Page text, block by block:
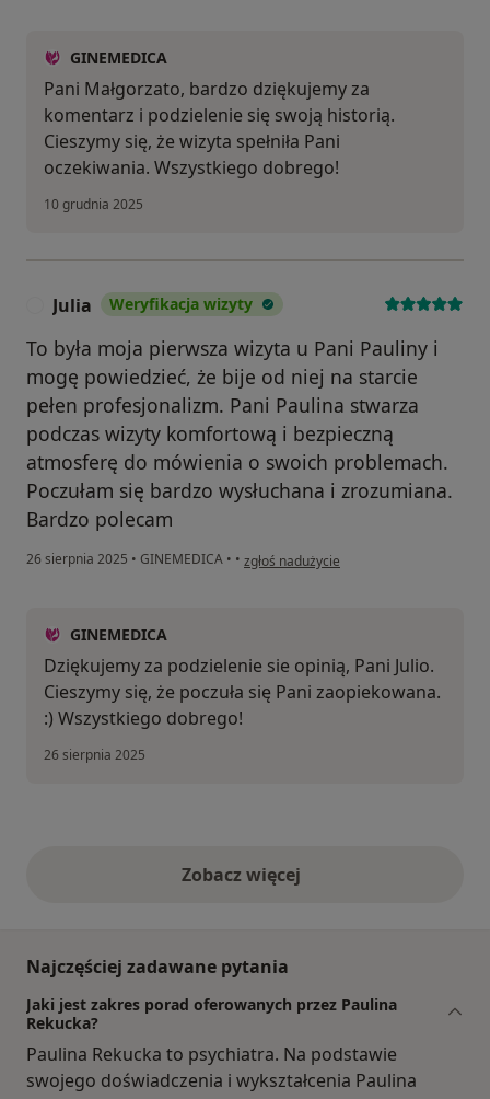
GINEMEDICA
Pani Małgorzato, bardzo dziękujemy za
komentarz i podzielenie się swoją historią.
Cieszymy się, że wizyta spełniła Pani
oczekiwania. Wszystkiego dobrego!
10 grudnia 2025
Julia Weryfikacja wizyty
To była moja pierwsza wizyta u Pani Pauliny i
mogę powiedzieć, że bije od niej na starcie
pełen profesjonalizm. Pani Paulina stwarza
podczas wizyty komfortową i bezpieczną
atmosferę do mówienia o swoich problemach.
Poczułam się bardzo wysłuchana i zrozumiana.
Bardzo polecam
26 sierpnia 2025 • GINEMEDICA • • w opinii użytkownika Julia
zgłoś nadużycie
GINEMEDICA
Dziękujemy za podzielenie sie opinią, Pani Julio.
Cieszymy się, że poczuła się Pani zaopiekowana.
:) Wszystkiego dobrego!
26 sierpnia 2025
Zobacz więcejopinie powyżej
Najczęściej zadawane pytania
Jaki jest zakres porad oferowanych przez Paulina
Rekucka?
Paulina Rekucka to psychiatra. Na podstawie
swojego doświadczenia i wykształcenia Paulina